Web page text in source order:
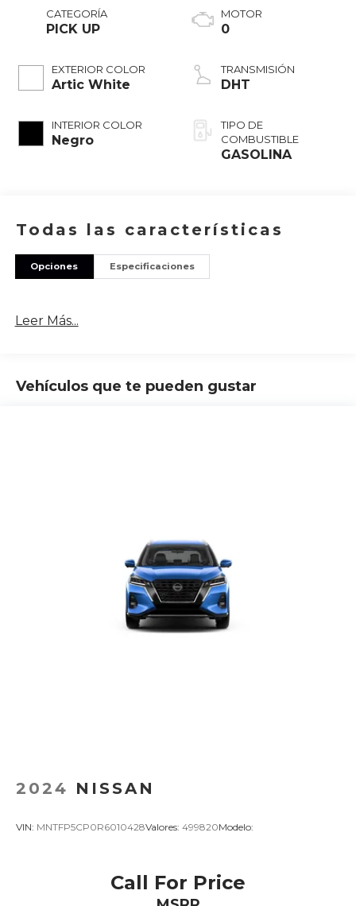
CATEGORÍA
PICK UP
EXTERIOR COLOR
Artic White
INTERIOR COLOR
Negro
MOTOR
0
TRANSMISIÓN
DHT
TIPO DE
COMBUSTIBLE
GASOLINA
Todas las características
Opciones Especificaciones
Leer Más...
Vehículos que te pueden gustar
2024 NISSAN
VIN: MNTFP5CP0R6010428Valores: 499820Modelo:
Call For Price